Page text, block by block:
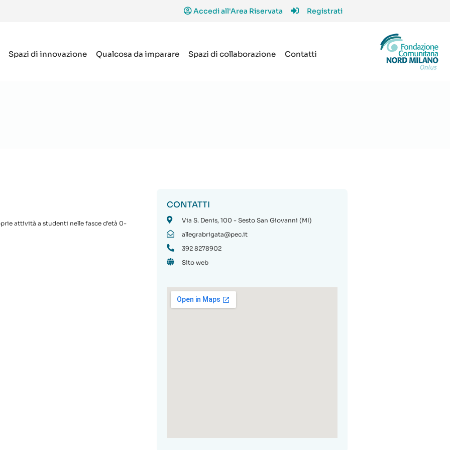
Accedi all'Area Riservata Registrati
Spazi di innovazione Qualcosa da imparare Spazi di collaborazione Contatti
attività a studenti nelle fasce d'età 0-
CONTATTI
Via S. Denis, 100 - Sesto San Giovanni (MI)
allegrabrigata@pec.it
392 8278902
Sito web